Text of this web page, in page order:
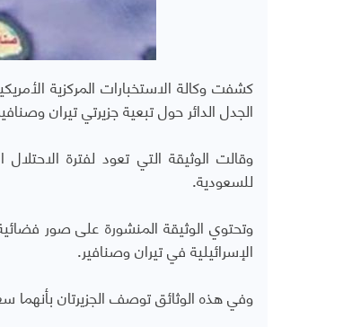
كشفت وكالة الاستخبارات المركزية
الجدل الدائر حول تبعية جزيرتي تيران
وقالت الوثيقة التي تعود لفترة
للسعودية.
الإسرائيلية في تيران وصنافير.
وفي هذه الوثائق توصف الجزيرتان